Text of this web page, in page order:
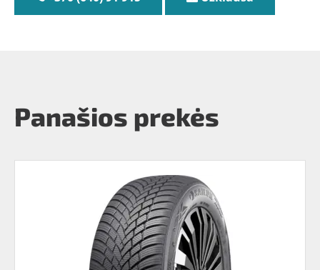
Panašios prekės